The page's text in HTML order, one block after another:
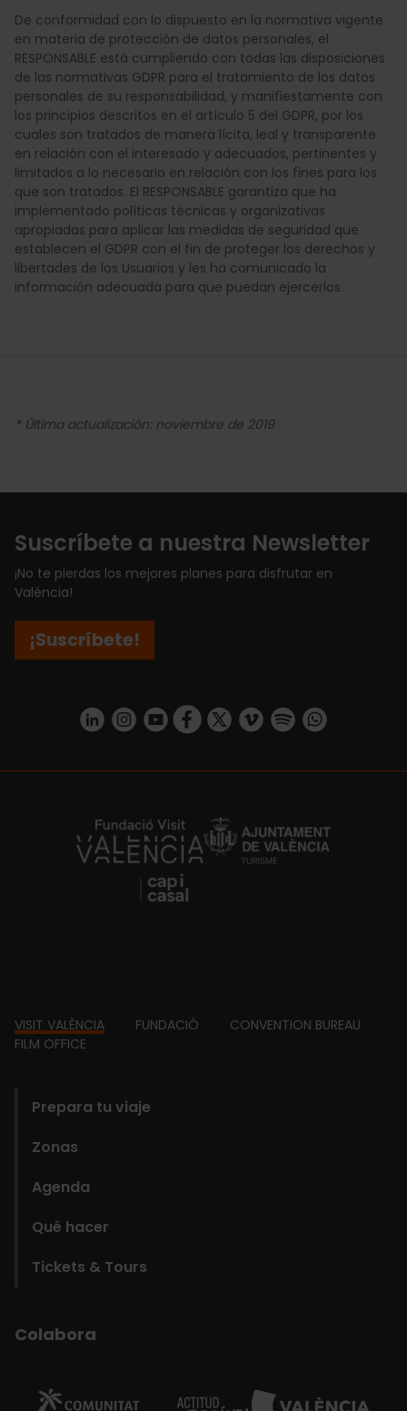
De conformidad con lo dispuesto en la normativa vigente
en materia de protección de datos personales, el
RESPONSABLE está cumpliendo con todas las disposiciones
de las normativas GDPR para el tratamiento de los datos
personales de su responsabilidad, y manifiestamente con
los principios descritos en el artículo 5 del GDPR, por los
cuales son tratados de manera lícita, leal y transparente
en relación con el interesado y adecuados, pertinentes y
limitados a lo necesario en relación con los fines para los
que son tratados. El RESPONSABLE garantiza que ha
implementado políticas técnicas y organizativas
apropiadas para aplicar las medidas de seguridad que
establecen el GDPR con el fin de proteger los derechos y
libertades de los Usuarios y les ha comunicado la
información adecuada para que puedan ejercerlos.
* Última actualización: noviembre de 2019
Suscríbete a nuestra Newsletter
¡No te pierdas los mejores planes para disfrutar en
València!
¡Suscríbete!
https://www.linkedin.com/company/turismo-valencia/mycompany/
https://www.instagram.com/visit_valencia/
https://www.youtube.com/user/
https://www.facebook.com/
https://twitter.com/
https://vimeo.com/
https://https://api.whatsapp.com/
https://fundacion.visitvalencia.com/
Footer
VISIT VALÈNCIA FUNDACIÓ
CONVENTION BUREAU
FILM OFFICE
Prepara tu viaje
Zonas
Agenda
Qué hacer
Tickets & Tours
Colabora